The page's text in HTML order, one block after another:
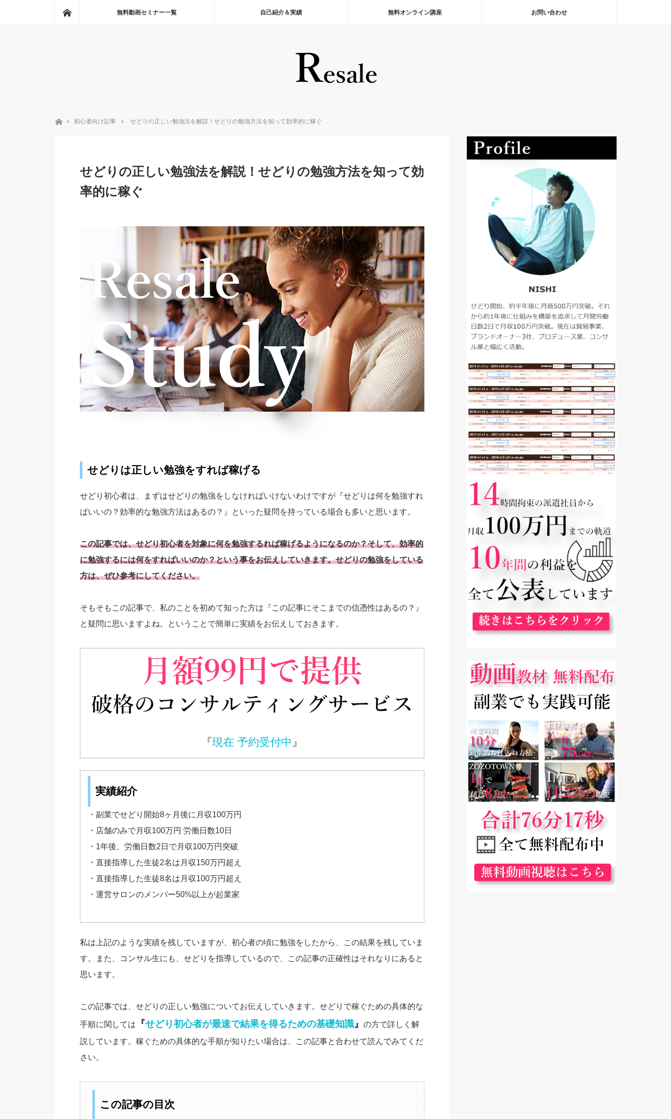
無料動画セミナー一覧 自己紹介＆実績 無料オンライン講座 お問い合わせ
ホーム初心者向け記事 せどりの正しい勉強法を解説！せどりの勉強方法を知って効率的に稼ぐ
せどりの正しい勉強法を解説！せどりの勉強方法を知って効
率的に稼ぐ
せどりは正しい勉強をすれば稼げる
せどり初心者は、まずはせどりの勉強をしなければいけないわけですが『せどりは何を勉強すれ
ばいいの？効率的な勉強方法はあるの？』といった疑問を持っている場合も多いと思います。
この記事では、せどり初心者を対象に何を勉強するれば稼げるようになるのか？そして、効率的
に勉強するには何をすればいいのか？という事をお伝えしていきます。せどりの勉強をしている
方は、ぜひ参考にしてください。
そもそもこの記事で、私のことを初めて知った方は『この記事にそこまでの信憑性はあるの？』
と疑問に思いますよね。ということで簡単に実績をお伝えしておきます。
『現在 予約受付中 』
実績紹介
・副業でせどり開始8ヶ月後に月収100万円
・店舗のみで月収100万円 労働日数10日
・1年後、労働日数2日で月収100万円突破
・直接指導した生徒2名は月収150万円超え
・直接指導した生徒8名は月収100万円超え
・運営サロンのメンバー50%以上が起業家
私は上記のような実績を残していますが、初心者の頃に勉強をしたから、この結果を残していま
す。また、コンサル生にも、せどりを指導しているので、この記事の正確性はそれなりにあると
思います。
この記事では、せどりの正しい勉強についてお伝えしていきます。せどりで稼ぐための具体的な
手順に関しては 『せどり初心者が最速で結果を得るための基礎知識』 の方で詳しく解
説しています。稼ぐための具体的な手順が知りたい場合は、この記事と合わせて読んでみてくだ
さい。
この記事の目次